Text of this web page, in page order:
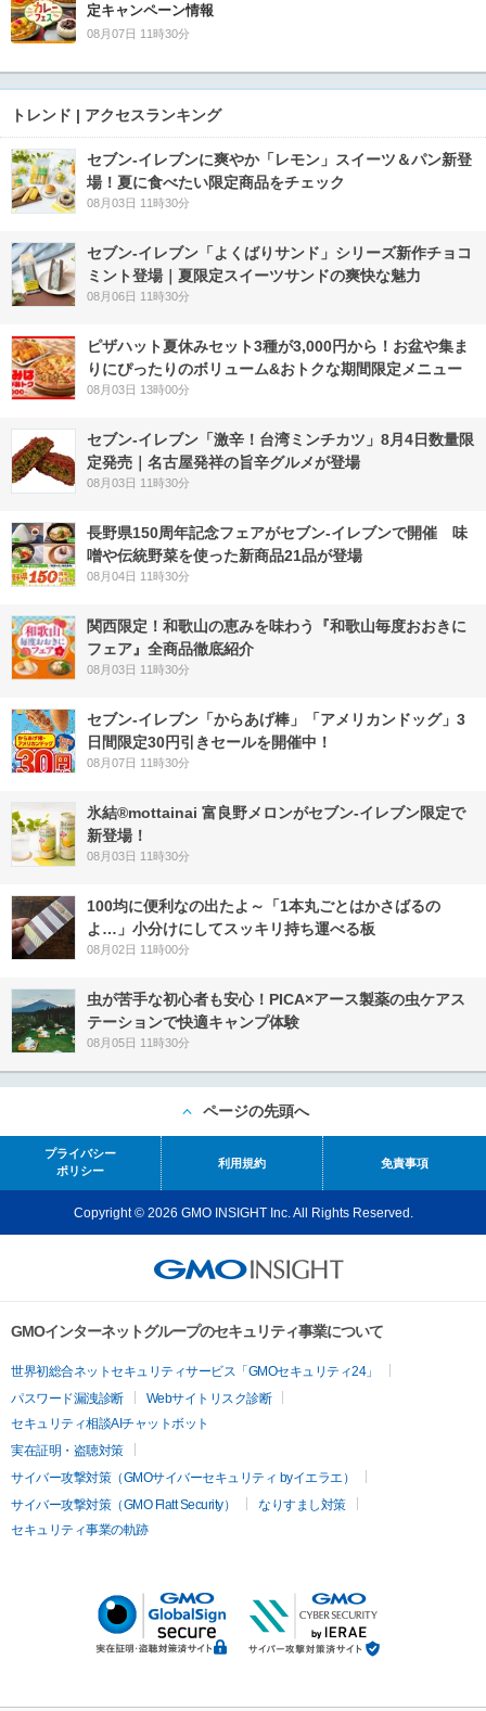
定キャンペーン情報
08月07日 11時30分
トレンド | アクセスランキング
セブン‐イレブンに爽やか「レモン」スイーツ＆パン新登
場！夏に食べたい限定商品をチェック
08月03日 11時30分
セブン‐イレブン「よくばりサンド」シリーズ新作チョコ
ミント登場｜夏限定スイーツサンドの爽快な魅力
08月06日 11時30分
ピザハット夏休みセット3種が3,000円から！お盆や集ま
りにぴったりのボリューム&おトクな期間限定メニュー
08月03日 13時00分
セブン-イレブン「激辛！台湾ミンチカツ」8月4日数量限
定発売｜名古屋発祥の旨辛グルメが登場
08月03日 11時30分
長野県150周年記念フェアがセブン-イレブンで開催 味
噌や伝統野菜を使った新商品21品が登場
08月04日 11時30分
関西限定！和歌山の恵みを味わう『和歌山毎度おおきに
フェア』全商品徹底紹介
08月03日 11時30分
セブン‐イレブン「からあげ棒」「アメリカンドッグ」3
日間限定30円引きセールを開催中！
08月07日 11時30分
氷結®mottainai 富良野メロンがセブン‐イレブン限定で
新登場！
08月03日 11時30分
100均に便利なの出たよ～「1本丸ごとはかさばるの
よ…」小分けにしてスッキリ持ち運べる板
08月02日 11時00分
虫が苦手な初心者も安心！PICA×アース製薬の虫ケアス
テーションで快適キャンプ体験
08月05日 11時30分
ページの先頭へ
プライバシー
ポリシー
利用規約 免責事項
Copyright © 2026 GMO INSIGHT Inc. All Rights Reserved.
GMOインターネットグループのセキュリティ事業について
世界初総合ネットセキュリティサービス「GMOセキュリティ24」
パスワード漏洩診断
Webサイトリスク診断
セキュリティ相談AIチャットボット
実在証明・盗聴対策
サイバー攻撃対策（GMOサイバーセキュリティ byイエラエ）
サイバー攻撃対策（GMO Flatt Security）
なりすまし対策
セキュリティ事業の軌跡